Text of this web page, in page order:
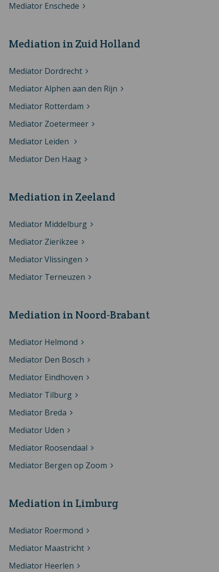
Mediator Enschede
Mediation in Zuid Holland
Mediator Dordrecht
Mediator Alphen aan den Rijn
Mediator Rotterdam
Mediator Zoetermeer
Mediator Leiden
Mediator Den Haag
Mediation in Zeeland
Mediator Middelburg
Mediator Zierikzee
Mediator Vlissingen
Mediator Terneuzen
Mediation in Noord-Brabant
Mediator Helmond
Mediator Den Bosch
Mediator Eindhoven
Mediator Tilburg
Mediator Breda
Mediator Uden
Mediator Roosendaal
Mediator Bergen op Zoom
Mediation in Limburg
Mediator Roermond
Mediator Maastricht
Mediator Heerlen